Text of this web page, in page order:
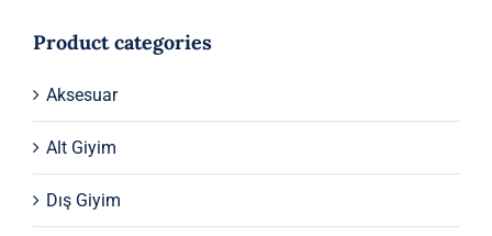
Product categories
Aksesuar
Alt Giyim
Dış Giyim